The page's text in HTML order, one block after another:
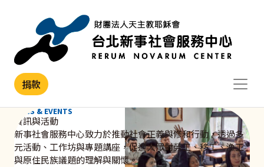
捐款
NEWS & EVENTS
資訊與活動
新事社會服務中心致力於推動社會正義與修和行動，透過多
元活動、工作坊與專題講座，促進大眾對勞工、移工、漁工
與原住民族議題的理解與關懷。